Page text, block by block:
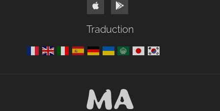
Traduction